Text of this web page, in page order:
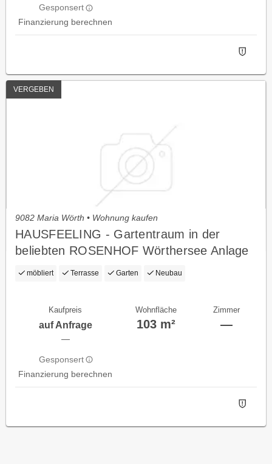
Gesponsert
Finanzierung berechnen
VERGEBEN
9082 Maria Wörth • Wohnung kaufen
HAUSFEELING - Gartentraum in der
beliebten ROSENHOF Wörthersee Anlage
möbliert Terrasse Garten Neubau
Kaufpreis
auf Anfrage
—
Gesponsert
Finanzierung berechnen
Wohnfläche
103 m²
Zimmer
—